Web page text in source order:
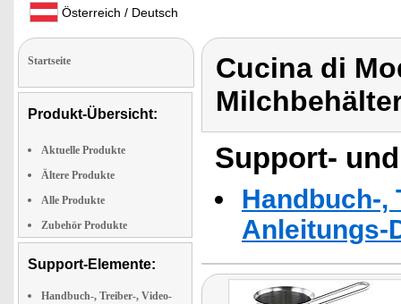
Österreich / Deutsch
Startseite
Produkt-Übersicht:
Aktuelle Produkte
Ältere Produkte
Alle Produkte
Zubehör Produkte
Support-Elemente:
Handbuch-, Treiber-, Video-
Cucina di
Support-
Handbuch-,
Anleitungs-